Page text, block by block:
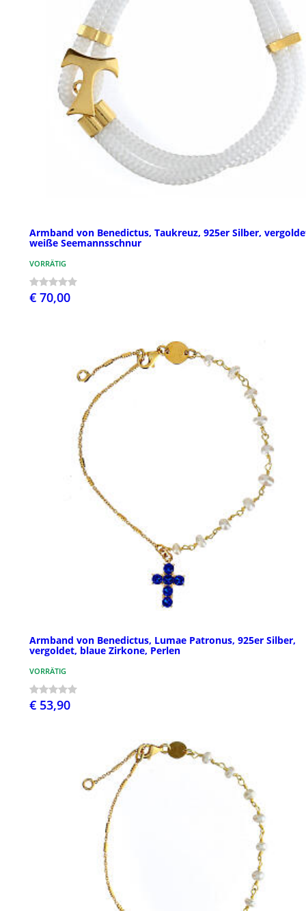
Armband von Benedictus, Taukreuz, 925er Silber,
weiße Seemannsschnur
VORRÄTIG
€ 70,00
Armband von Benedictus, Lumae Patronus, 925er Silber,
vergoldet, blaue Zirkone, Perlen
VORRÄTIG
€ 53,90